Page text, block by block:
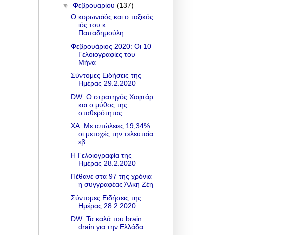
▼ Φεβρουαρίου (137)
Ο κορωναϊός και ο ταξικός
ιός του κ.
Παπαδημούλη
Φεβρουάριος 2020: Οι 10
Γελοιογραφίες του
Μήνα
Σύντομες Ειδήσεις της
Ημέρας 29.2.2020
DW: Ο στρατηγός Χαφτάρ
και ο μύθος της
σταθερότητας
ΧΑ: Με απώλειες 19,34%
οι μετοχές την τελευταία
εβ...
Η Γελοιογραφία της
Ημέρας 28.2.2020
Πέθανε στα 97 της χρόνια
η συγγραφέας Άλκη Ζέη
Σύντομες Ειδήσεις της
Ημέρας 28.2.2020
DW: Τα καλά του brain
drain για την Ελλάδα